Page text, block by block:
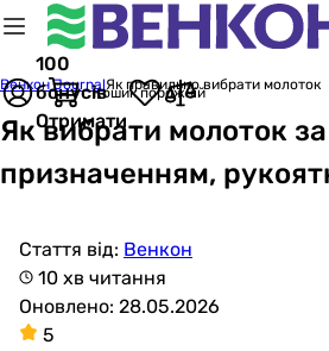
100
бонусів
Отримати
Кошик порожній
Венкон JournalЯк правильно вибрати молоток
Як вибрати молоток
призначенням,
Стаття від: Венкон
10 хв читання
Оновлено: 28.05.2026
5